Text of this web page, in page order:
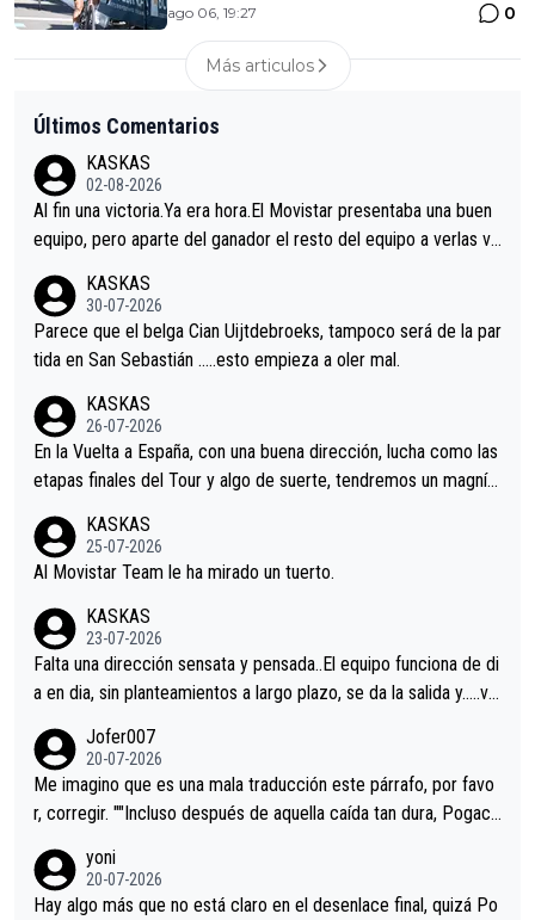
ago 06, 19:27 0
Más articulos
Últimos Comentarios
KASKAS
02-08-2026
Al fin una victoria.Ya era hora.El Movistar presentaba una buen
equipo, pero aparte del ganador el resto del equipo a verlas ve
s.La única buena noticia es la mejoría de Enric Más en San Seb
astian.Si en la Vuelta a Burgos sigue la mejoría, podríamos ten
er alguna sorpresa en la Vuelta.Ojalá.
KASKAS
30-07-2026
Parece que el belga Cian Uijtdebroeks, tampoco será de la par
tida en San Sebastián …..esto empieza a oler mal.
KASKAS
26-07-2026
En la Vuelta a España, con una buena dirección, lucha como las
etapas finales del Tour y algo de suerte, tendremos un magnífi
KASKAS
25-07-2026
Al Movistar Team le ha mirado un tuerto.
KASKAS
23-07-2026
Falta una dirección sensata y pensada..El equipo funciona de di
a en dia, sin planteamientos a largo plazo, se da la salida y…..ve
Minguez, Velez etc etc.Me da pena vivir estos momentos tan
tristes sin victorias.
Jofer007
20-07-2026
Me imagino que es una mala traducción este párrafo, por favo
r, corregir. ""Incluso después de aquella caída tan dura, Pogaca
permaneció pegado a su rueda. Parecía increíble la forma en l
a que era capaz de controlar el miedo", recordó."
yoni
20-07-2026
Hay algo más que no está claro en el desenlace final, quizá Po